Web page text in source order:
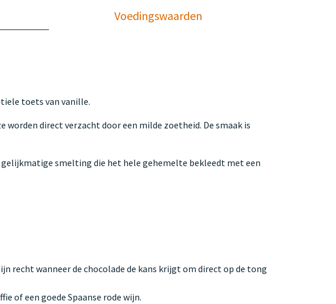
Voedingswaarden
toets van vanille.
worden direct verzacht door een milde zoetheid. De smaak is
gelijkmatige smelting die het hele gehemelte bekleedt met een
recht wanneer de chocolade de kans krijgt om direct op de tong
of een goede Spaanse rode wijn.